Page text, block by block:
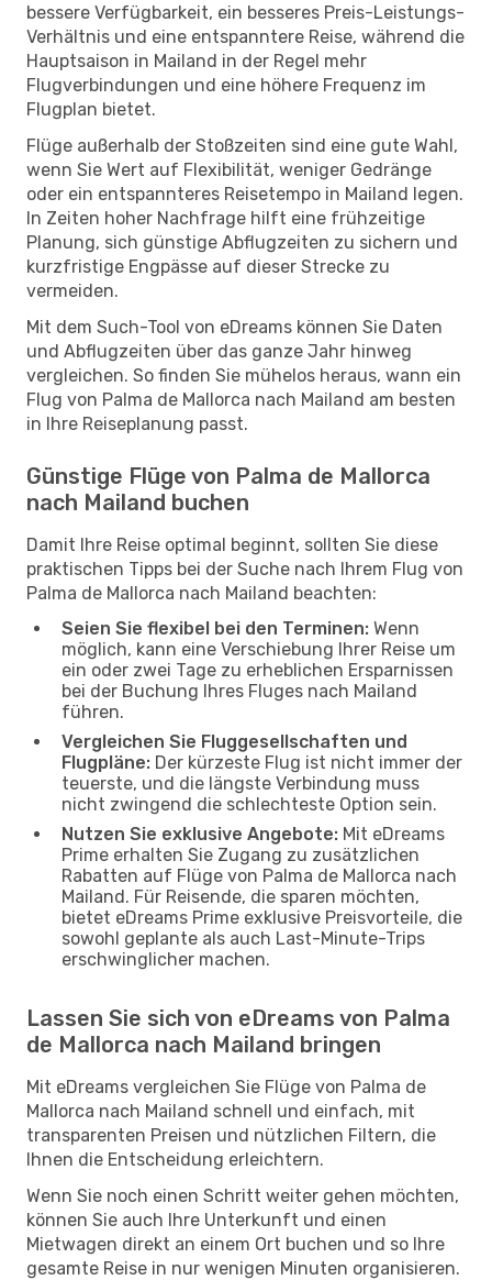
bessere Verfügbarkeit, ein besseres Preis-Leistungs-
Verhältnis und eine entspanntere Reise, während die
Hauptsaison in Mailand in der Regel mehr
Flugverbindungen und eine höhere Frequenz im
Flugplan bietet.
Flüge außerhalb der Stoßzeiten sind eine gute Wahl,
wenn Sie Wert auf Flexibilität, weniger Gedränge
oder ein entspannteres Reisetempo in Mailand legen.
In Zeiten hoher Nachfrage hilft eine frühzeitige
Planung, sich günstige Abflugzeiten zu sichern und
kurzfristige Engpässe auf dieser Strecke zu
vermeiden.
Mit dem Such-Tool von eDreams können Sie Daten
und Abflugzeiten über das ganze Jahr hinweg
vergleichen. So finden Sie mühelos heraus, wann ein
Flug von Palma de Mallorca nach Mailand am besten
in Ihre Reiseplanung passt.
Günstige Flüge von Palma de Mallorca
nach Mailand buchen
Damit Ihre Reise optimal beginnt, sollten Sie diese
praktischen Tipps bei der Suche nach Ihrem Flug von
Palma de Mallorca nach Mailand beachten:
Seien Sie flexibel bei den Terminen: Wenn
möglich, kann eine Verschiebung Ihrer Reise um
ein oder zwei Tage zu erheblichen Ersparnissen
bei der Buchung Ihres Fluges nach Mailand
führen.
Vergleichen Sie Fluggesellschaften und
Flugpläne: Der kürzeste Flug ist nicht immer der
teuerste, und die längste Verbindung muss
nicht zwingend die schlechteste Option sein.
Nutzen Sie exklusive Angebote: Mit eDreams
Prime erhalten Sie Zugang zu zusätzlichen
Rabatten auf Flüge von Palma de Mallorca nach
Mailand. Für Reisende, die sparen möchten,
bietet eDreams Prime exklusive Preisvorteile, die
sowohl geplante als auch Last-Minute-Trips
erschwinglicher machen.
Lassen Sie sich von eDreams von Palma
de Mallorca nach Mailand bringen
Mit eDreams vergleichen Sie Flüge von Palma de
Mallorca nach Mailand schnell und einfach, mit
transparenten Preisen und nützlichen Filtern, die
Ihnen die Entscheidung erleichtern.
Wenn Sie noch einen Schritt weiter gehen möchten,
können Sie auch Ihre Unterkunft und einen
Mietwagen direkt an einem Ort buchen und so Ihre
gesamte Reise in nur wenigen Minuten organisieren.